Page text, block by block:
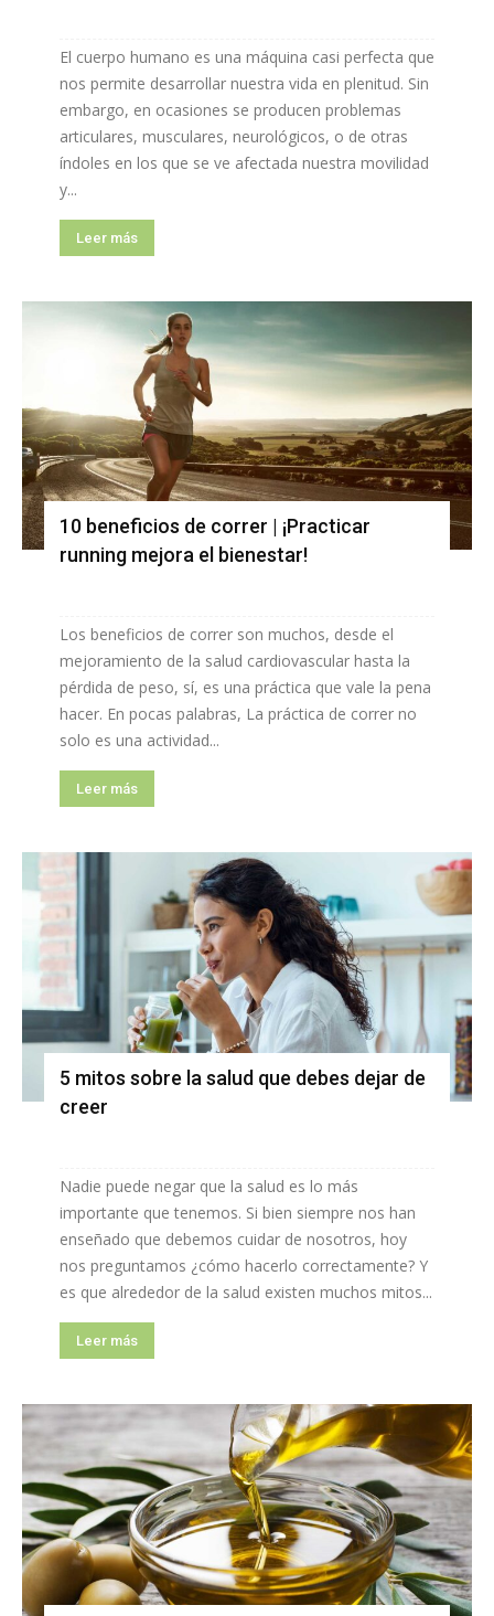
El cuerpo humano es una máquina casi perfecta que
nos permite desarrollar nuestra vida en plenitud. Sin
embargo, en ocasiones se producen problemas
articulares, musculares, neurológicos, o de otras
índoles en los que se ve afectada nuestra movilidad
y...
Leer más
10 beneficios de correr | ¡Practicar
running mejora el bienestar!
Los beneficios de correr son muchos, desde el
mejoramiento de la salud cardiovascular hasta la
pérdida de peso, sí, es una práctica que vale la pena
hacer. En pocas palabras, La práctica de correr no
solo es una actividad...
Leer más
5 mitos sobre la salud que debes dejar de
creer
Nadie puede negar que la salud es lo más
importante que tenemos. Si bien siempre nos han
enseñado que debemos cuidar de nosotros, hoy
nos preguntamos ¿cómo hacerlo correctamente? Y
es que alrededor de la salud existen muchos mitos...
Leer más